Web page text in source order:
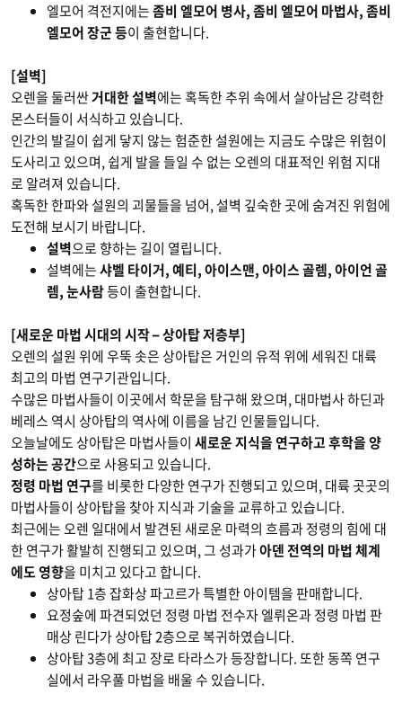
엘모어 격전지에는좀비 엘모어 병사, 좀비 엘모어 마법사, 좀비
엘모어 장군 등이 출현합니다.
[설벽]
오렌을 둘러싼거대한 설벽에는 혹독한 추위 속에서 살아남은 강력한
몬스터들이 서식하고 있습니다.
인간의 발길이 쉽게 닿지 않는 험준한 설원에는 지금도 수많은 위험이
도사리고 있으며, 쉽게 발을 들일 수 없는 오렌의 대표적인 위험 지대
로 알려져 있습니다.
혹독한 한파와 설원의 괴물들을 넘어, 설벽 깊숙한 곳에 숨겨진 위험에
도전해 보시기 바랍니다.
설벽으로 향하는 길이 열립니다.
설벽에는샤벨 타이거, 예티, 아이스맨, 아이스 골렘, 아이언 골
렘, 눈사람등이 출현합니다.
[새로운 마법 시대의 시작 – 상아탑 저층부]
오렌의 설원 위에 우뚝 솟은 상아탑은 거인의 유적 위에 세워진 대륙
최고의 마법 연구기관입니다.
수많은 마법사들이 이곳에서 학문을 탐구해 왔으며, 대마법사 하딘과
베레스 역시 상아탑의 역사에 이름을 남긴 인물들입니다.
오늘날에도 상아탑은 마법사들이 새로운 지식을 연구하고 후학을 양
성하는 공간으로 사용되고 있습니다.
정령 마법 연구를 비롯한 다양한 연구가 진행되고 있으며, 대륙 곳곳의
마법사들이 상아탑을 찾아 지식과 기술을 교류하고 있습니다.
최근에는 오렌 일대에서 발견된 새로운 마력의 흐름과 정령의 힘에 대
한 연구가 활발히 진행되고 있으며, 그 성과가아덴 전역의 마법 체계
에도 영향을 미치고 있다고 합니다.
상아탑 1층 잡화상 파고르가 특별한 아이템을 판매합니다.
요정숲에 파견되었던 정령 마법 전수자 엘뤼온과 정령 마법 판
매상 린다가 상아탑 2층으로 복귀하였습니다.
상아탑 3층에 최고 장로 타라스가 등장합니다. 또한 동쪽 연구
실에서 라우풀 마법을 배울 수 있습니다.